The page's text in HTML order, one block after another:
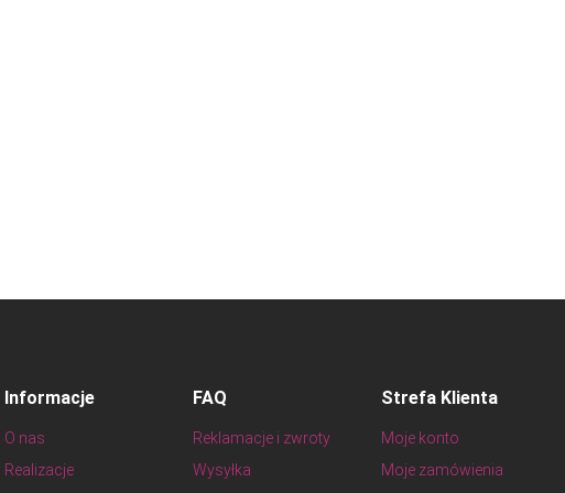
Informacje
O nas
Realizacje
FAQ
Reklamacje i zwroty
Wysyłka
Strefa Klienta
Moje konto
Moje zamówienia